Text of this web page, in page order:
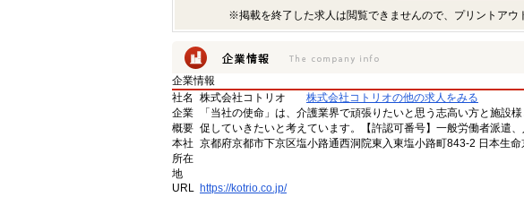
※掲載を終了した求人は閲覧できませんので、プリントアウ
企業情報
社名
株式会社コトリオ
株式会社コトリオの他の求人をみる
企業
概要
「当社の使命」は、介護業界で頑張りたいと思う志高い方と施設
促していきたいと考えています。【許認可番号】一般労働者派
本社
所在
地
京都府京都市下京区塩小路通西洞院東入東塩小路町843-2 日本生
URL https://kotrio.co.jp/